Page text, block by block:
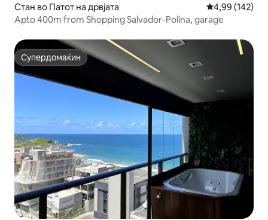
Стан во Патот на дрвјата Просечна
4,99 (142)
Apto 400m from Shopping Salvador-Polina, garage
Супердомаќин
Супердомаќин